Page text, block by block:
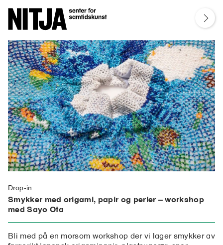
Drop-in
Smykker med origami, papir og perler – workshop
med Sayo Ota
Bli med på en morsom workshop der vi lager smykker av